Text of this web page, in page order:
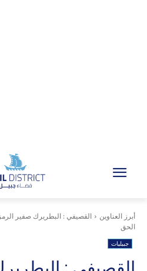
أبرز العناوين
القصيفي : البطريرك صفير
الحق
جبيليات